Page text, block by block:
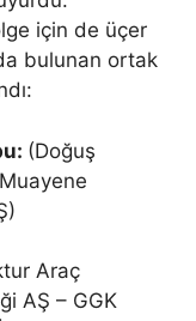
için de üçer
bulunan ortak
(Doğuş
Araç
AŞ – GGK